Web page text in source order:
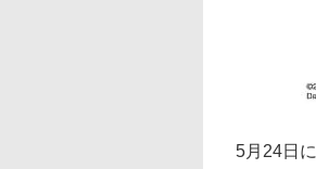
5月24日